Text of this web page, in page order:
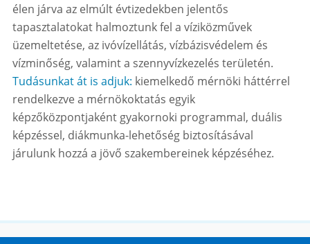
élen járva az elmúlt évtizedekben jelentős
tapasztalatokat halmoztunk fel a víziközművek
üzemeltetése, az ivóvízellátás, vízbázisvédelem és
vízminőség, valamint a szennyvízkezelés területén.
Tudásunkat át is adjuk: kiemelkedő mérnöki háttérrel
rendelkezve a mérnökoktatás egyik
képzőközpontjaként gyakornoki programmal, duális
képzéssel, diákmunka-lehetőség biztosításával
járulunk hozzá a jövő szakembereinek képzéséhez.